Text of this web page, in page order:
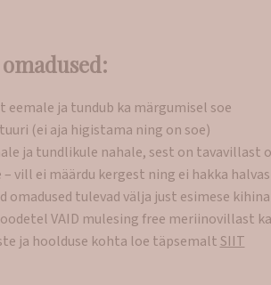
eemale ja tundub ka märgumisel soe
(ei aja higistama ning on soe)
ja tundlikule nahale, sest on
vill ei määrdu kergest ning ei hakka
tulevad välja just esimese
VAID mulesing free meriinovillast
ja hoolduse kohta loe täpsemaltSIIT